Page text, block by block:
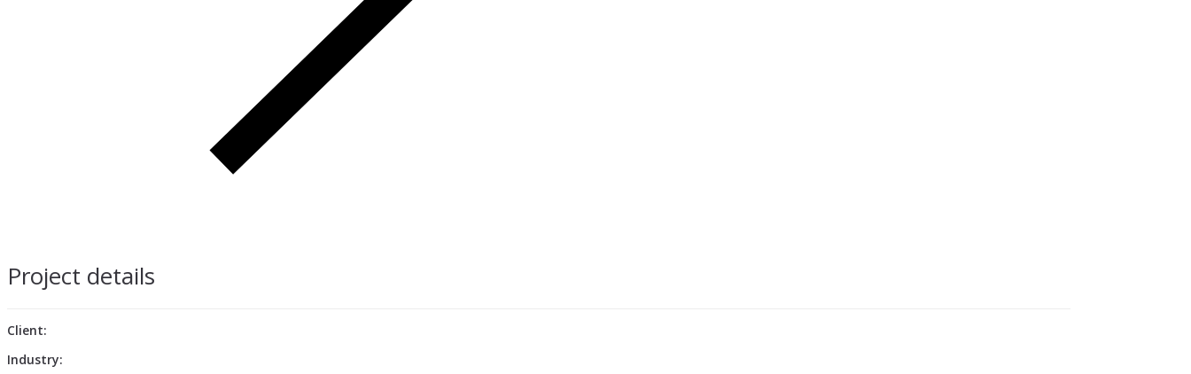
Project details
Client:
Industry: